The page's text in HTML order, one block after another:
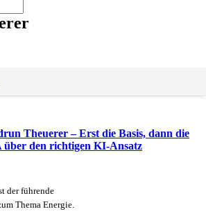
Vier langjährige
Prokura
Theuerer – Erst die Basis, dann die
den richtigen KI-Ansatz
der führende
Thema Energie.